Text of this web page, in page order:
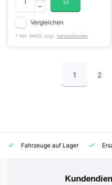
Vergleichen
* Inkl. MwSt. zzgl. Versandkosten
1 2
Fahrzeuge auf Lager